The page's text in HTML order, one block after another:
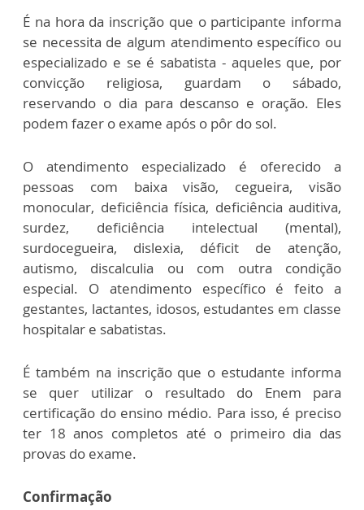
É na hora da inscrição que o participante informa
se necessita de algum atendimento específico ou
especializado e se é sabatista - aqueles que, por
convicção religiosa, guardam o sábado,
reservando o dia para descanso e oração. Eles
podem fazer o exame após o pôr do sol.
O atendimento especializado é oferecido a
pessoas com baixa visão, cegueira, visão
monocular, deficiência física, deficiência auditiva,
surdez, deficiência intelectual (mental),
surdocegueira, dislexia, déficit de atenção,
autismo, discalculia ou com outra condição
especial. O atendimento específico é feito a
gestantes, lactantes, idosos, estudantes em classe
hospitalar e sabatistas.
É também na inscrição que o estudante informa
se quer utilizar o resultado do Enem para
certificação do ensino médio. Para isso, é preciso
ter 18 anos completos até o primeiro dia das
provas do exame.
Confirmação